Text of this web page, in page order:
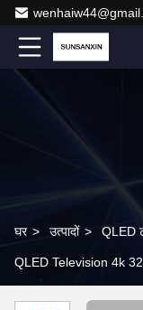
घर > उत्पादों > QLED
QLED Television 4k